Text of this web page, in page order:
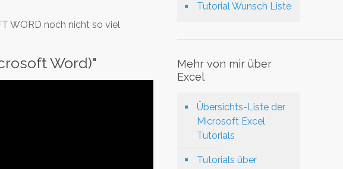
WORD noch nicht so viel
Word)"
Tutorial Wunsch Liste
Mehr von mir über
Excel
Übersichts-Liste der
Microsoft Excel
Tutorials
Tutorials über